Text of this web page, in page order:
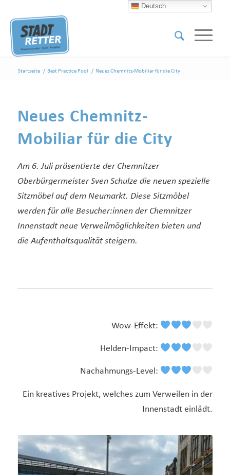
Startseite / Best Practice Pool / Neues Chemnitz-Mobiliar für die City
Neues Chemnitz-
Mobiliar für die City
Am 6. Juli präsentierte der Chemnitzer
Oberbürgermeister Sven Schulze die neuen spezielle
Sitzmöbel auf dem Neumarkt. Diese Sitzmöbel
werden für alle Besucher:innen der Chemnitzer
Innenstadt neue Verweilmöglichkeiten bieten und
die Aufenthaltsqualität steigern.
Wow-Effekt:
Helden-Impact:
Nachahmungs-Level:
Ein kreatives Projekt, welches zum Verweilen in der
Innenstadt einlädt.
Deutsch